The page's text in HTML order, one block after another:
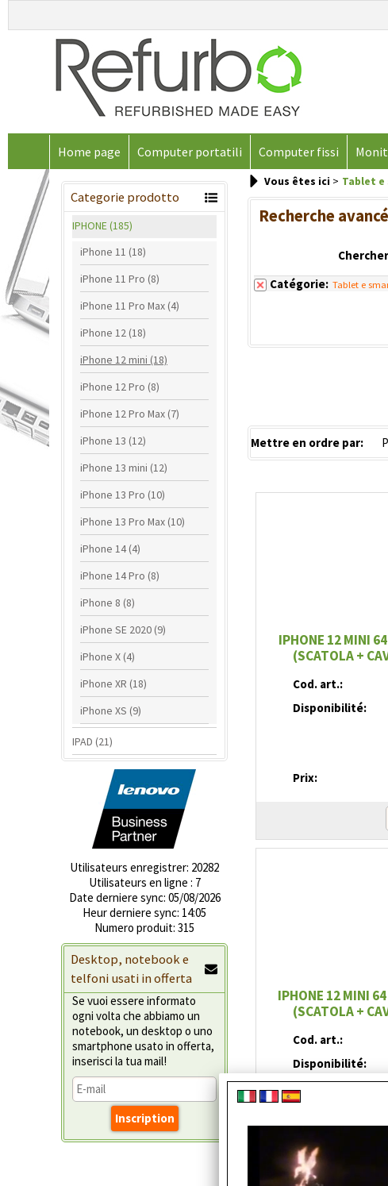
Home page Computer portatili Computer fissi
Categorie prodotto
IPHONE (185)
iPhone 11 (18)
iPhone 11 Pro (8)
iPhone 11 Pro Max (4)
iPhone 12 (18)
iPhone 12 mini (18)
iPhone 12 Pro (8)
iPhone 12 Pro Max (7)
iPhone 13 (12)
iPhone 13 mini (12)
iPhone 13 Pro (10)
iPhone 13 Pro Max (10)
iPhone 14 (4)
iPhone 14 Pro (8)
iPhone 8 (8)
iPhone SE 2020 (9)
iPhone X (4)
iPhone XR (18)
iPhone XS (9)
IPAD (21)
Utilisateurs enregistrer: 20282
Utilisateurs en ligne : 7
Date derniere sync: 05/08/2026
Heur derniere sync: 14:05
Numero produit: 315
Desktop, notebook e
telfoni usati in offerta
Se vuoi essere informato
ogni volta che abbiamo un
notebook, un desktop o uno
smartphone usato in offerta,
inserisci la tua mail!
Vous êtes ici Tablet
Recherche
Chercher
Catégorie: Tablet e
Mettre en ordre par:
IPHONE 12 MINI
(SCATOLA +
Cod. art.:
Disponibilité:
Prix:
IPHONE 12 MINI
(SCATOLA +
Cod. art.:
Disponibilité: